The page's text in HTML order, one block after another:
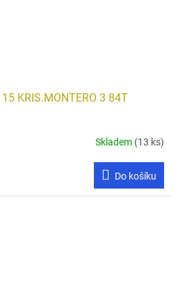
KRIS.MONTERO 3 84T
Skladem (13 ks)
Do košíku